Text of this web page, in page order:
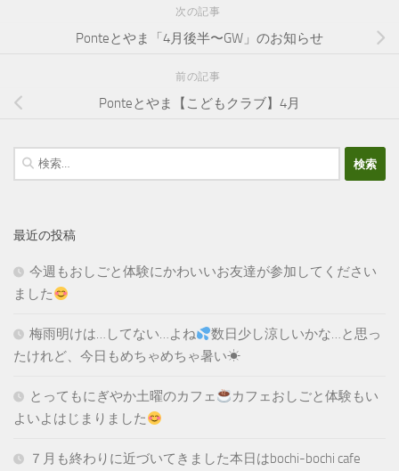
次の記事
Ponteとやま「4月後半〜GW」のお知らせ
前の記事
Ponteとやま【こどもクラブ】4月
検
索:
最近の投稿
今週もおしごと体験にかわいいお友達が参加してください
ました
梅雨明けは…してない…よね
数日少し涼しいかな…と思っ
たけれど、今日もめちゃめちゃ暑い☀
とってもにぎやか土曜のカフェ
カフェおしごと体験もい
よいよはじまりました
７月も終わりに近づいてきました本日はbochi-bochi cafe